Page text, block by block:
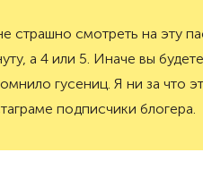
страшно смотреть на эту
а 4 или 5. Иначе вы
гусениц. Я ни за что
подписчики блогера.